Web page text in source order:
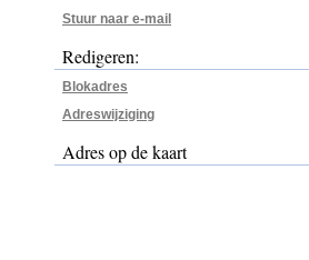
Stuur naar e-mail
Redigeren:
Blokadres
Adreswijziging
Adres op de kaart